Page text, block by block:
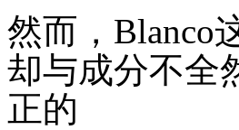
然而， Blanco
却与成分不全
正的